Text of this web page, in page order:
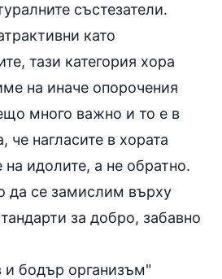
състезатели.
като
тази категория хора
на иначе опорочения
много важно и то е в
че нагласите в хората
на идолите, а не обратно.
да се замислим върху
за добро, забавно
бодър организъм"